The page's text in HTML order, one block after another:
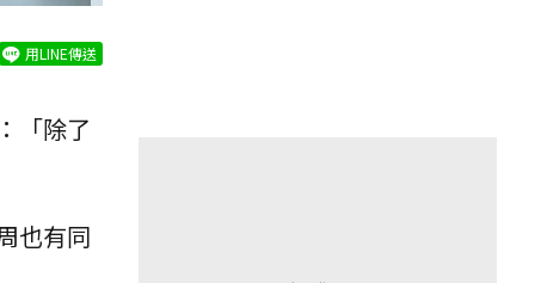
用LINE傳送
「除了
也有同